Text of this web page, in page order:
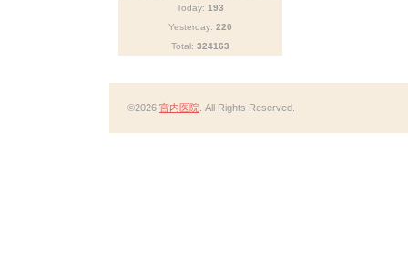
Today: 193
Yesterday: 220
Total: 324163
©2026 宮内医院 . All Rights Reserved.